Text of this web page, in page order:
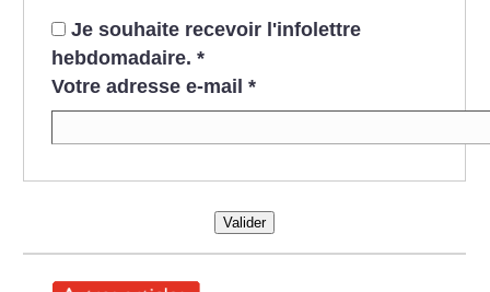
Je souhaite recevoir l'infolettre
hebdomadaire. *
Votre adresse e-mail *
Valider